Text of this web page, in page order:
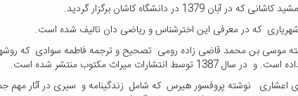
در دانشگاه کاشان برگزار گردید.
که در معرفی این اخترشناس و ریاضی دان تالیف شده است.
موسی بن محمد قاضی زاده رومی تصحیح و ترجمه فاطمه سوادی که
میراث مکتوب منتشر شده است.
نوشته پروفسور هیرس که شامل زندگینامه و سیری در آثار مهم